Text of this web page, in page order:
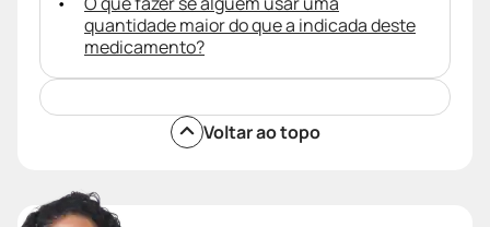
quantidade maior do que a indicada deste
medicamento?
Voltar ao topo